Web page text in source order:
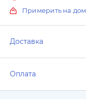
Примерить на
Доставка
Оплата